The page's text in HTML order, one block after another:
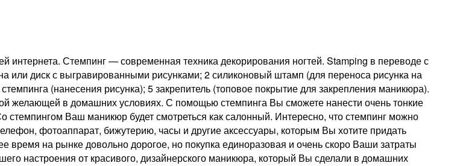
интернета. Стемпинг — современная техника декорирования ногтей. Stamping в переводе с
или диск с выгравированными рисунками; 2 силиконовый штамп (для переноса рисунка на
(нанесения рисунка); 5 закрепитель (топовое покрытие для закрепления маникюра).
желающей в домашних условиях. С помощью стемпинга Вы сможете нанести очень тонкие
Ваш маникюр будет смотреться как салонный. Интересно, что стемпинг можно
фотоаппарат, бижутерию, часы и другие аксессуары, которым Вы хотите придать
время на рынке довольно дорогое, но покупка единоразовая и очень скоро Ваши затраты
настроения от красивого, дизайнерского маникюра, который Вы сделали в домашних